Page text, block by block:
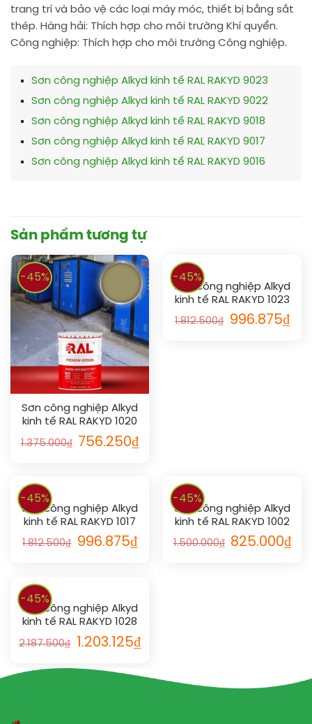
trang trí và bảo vệ các loại máy móc, thiết bị bằng sắt
thép. Hàng hải: Thích hợp cho môi trường Khí quyển.
Công nghiệp: Thích hợp cho môi trường Công nghiệp.
Sơn công nghiệp Alkyd kinh tế RAL RAKYD 9023
Sơn công nghiệp Alkyd kinh tế RAL RAKYD 9022
Sơn công nghiệp Alkyd kinh tế RAL RAKYD 9018
Sơn công nghiệp Alkyd kinh tế RAL RAKYD 9017
Sơn công nghiệp Alkyd kinh tế RAL RAKYD 9016
Sản phẩm tương tự
-45%
Sơn công nghiệp Alkyd
kinh tế RAL RAKYD 1020
1.375.000₫ 756.250₫
-45%
Sơn công nghiệp Alkyd
kinh tế RAL RAKYD 1023
1.812.500₫ 996.875₫
-45%
Sơn công nghiệp Alkyd
kinh tế RAL RAKYD 1017
1.812.500₫ 996.875₫
-45%
Sơn công nghiệp Alkyd
kinh tế RAL RAKYD 1002
1.500.000₫ 825.000₫
-45%
Sơn công nghiệp Alkyd
kinh tế RAL RAKYD 1028
2.187.500₫ 1.203.125₫